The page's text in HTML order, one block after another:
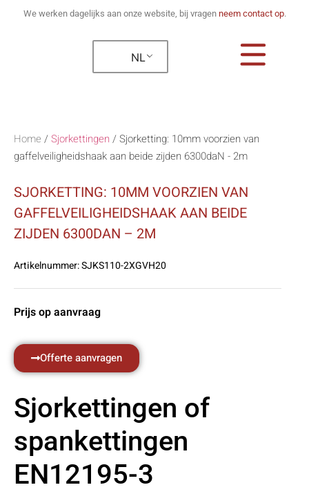
We werken dagelijks aan onze website, bij vragen neem contact op.
NL
Home /Sjorkettingen /Sjorketting: 10mm voorzien van
gaffelveiligheidshaak aan beide zijden 6300daN - 2m
SJORKETTING: 10MM VOORZIEN VAN
GAFFELVEILIGHEIDSHAAK AAN BEIDE
ZIJDEN 6300DAN – 2M
Artikelnummer:SJKS110-2XGVH20
Prijs op aanvraag
Offerte aanvragen
Sjorkettingen of
spankettingen
EN12195-3